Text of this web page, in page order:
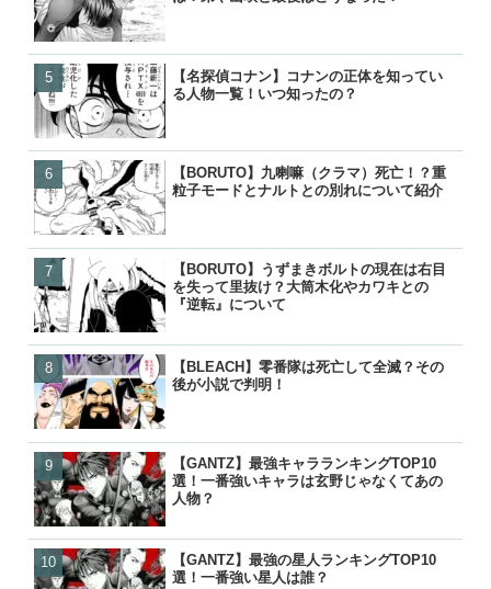
【名探偵コナン】コナンの正体を知ってい
る人物一覧！いつ知ったの？
【BORUTO】九喇嘛（クラマ）死亡！？重
粒子モードとナルトとの別れについて紹介
【BORUTO】うずまきボルトの現在は右目
を失って里抜け？大筒木化やカワキとの
『逆転』について
【BLEACH】零番隊は死亡して全滅？その
後が小説で判明！
【GANTZ】最強キャラランキングTOP10
選！一番強いキャラは玄野じゃなくてあの
人物？
【GANTZ】最強の星人ランキングTOP10
選！一番強い星人は誰？
【BLEACH】護廷十三隊の
覧！初代から10年後まで歴
【BORUTO】うずまきボル
を失って里抜け？大筒木化
【BORUTO】九喇嘛（クラ
粒子モードとナルトとの別
【名探偵コナン】コナンの
【GANTZ】最強の星人ラン
選！一番強い星人は誰？
【GANTZ】ガンツの死亡・
覧！カタストロフィで生き
【BLEACH】零番隊は死亡
後が小説で判明！
【BLEACH】護廷十三隊の
覧！初代から10年後まで歴
【BORUTO】うずまきボル
を失って里抜け？大筒木化
【名探偵コナン】コナンの
【GANTZ】最強の星人ラン
選！一番強い星人は誰？
【GANTZ】最強キャララン
選！一番強いキャラは玄野
【呪術廻戦】五条悟が復活
経緯と宿儺との決戦はいつ
【鬼滅の刃】鬼舞辻無惨の
た？どうやって倒したのか
【響け！ユーフォニアム】
付き合って別れた？復縁や
【BORUTO】うずまきボル
【BLEACH】護廷十三隊の
覧！初代から10年後まで歴
【BLEACH】零番隊は死亡
後が小説で判明！